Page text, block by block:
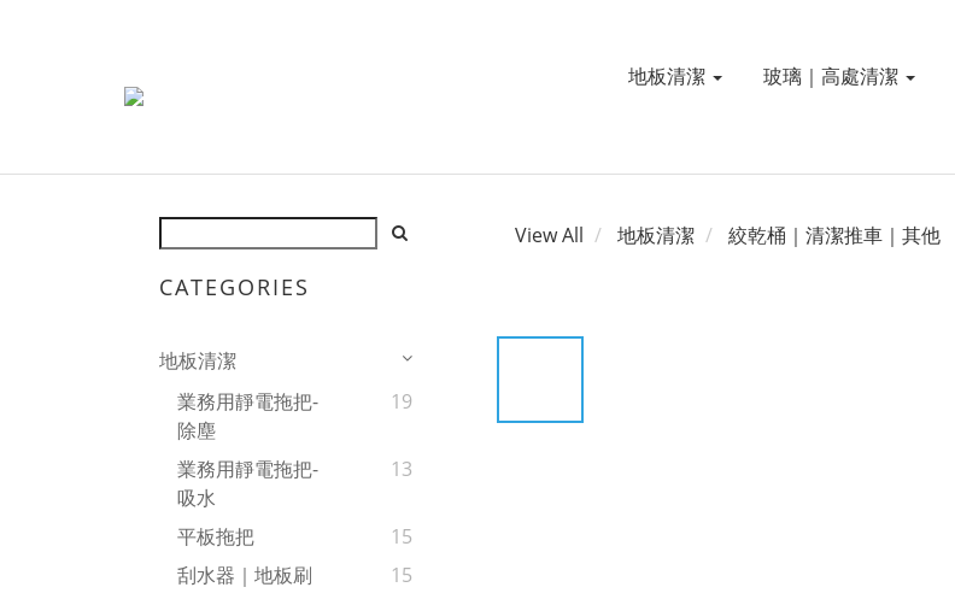
地板清潔 玻璃｜高處清潔
CATEGORIES
地板清潔
業務用靜電拖把-
除塵
19
業務用靜電拖把-
吸水
13
平板拖把
15
刮水器｜地板刷
15
View All 地板清潔 絞乾桶｜清潔推車｜其他